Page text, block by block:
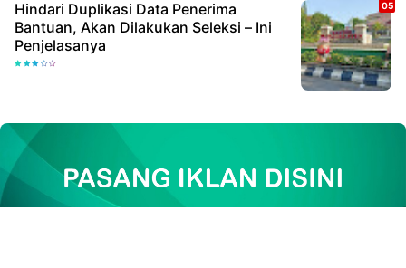
Hindari Duplikasi Data Penerima
Bantuan, Akan Dilakukan Seleksi – Ini
Penjelasanya